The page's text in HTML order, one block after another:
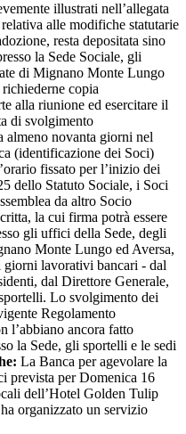
illustrati nell’allegata
alle modifiche statutarie
resta depositata sino
la Sede Sociale, gli
di Mignano Monte Lungo
copia
alla riunione ed esercitare il
di svolgimento
almeno novanta giorni nel
(identificazione dei Soci)
fissato per l’inizio dei
dello Statuto Sociale, i Soci
da altro Socio
la cui firma potrà essere
gli uffici della Sede, degli
Monte Lungo ed Aversa,
lavorativi bancari - dal
dal Direttore Generale,
Lo svolgimento dei
Regolamento
l’abbiano ancora fatto
la Sede, gli sportelli e le sedi
La Banca per agevolare la
prevista per Domenica 16
dell’Hotel Golden Tulip
organizzato un servizio